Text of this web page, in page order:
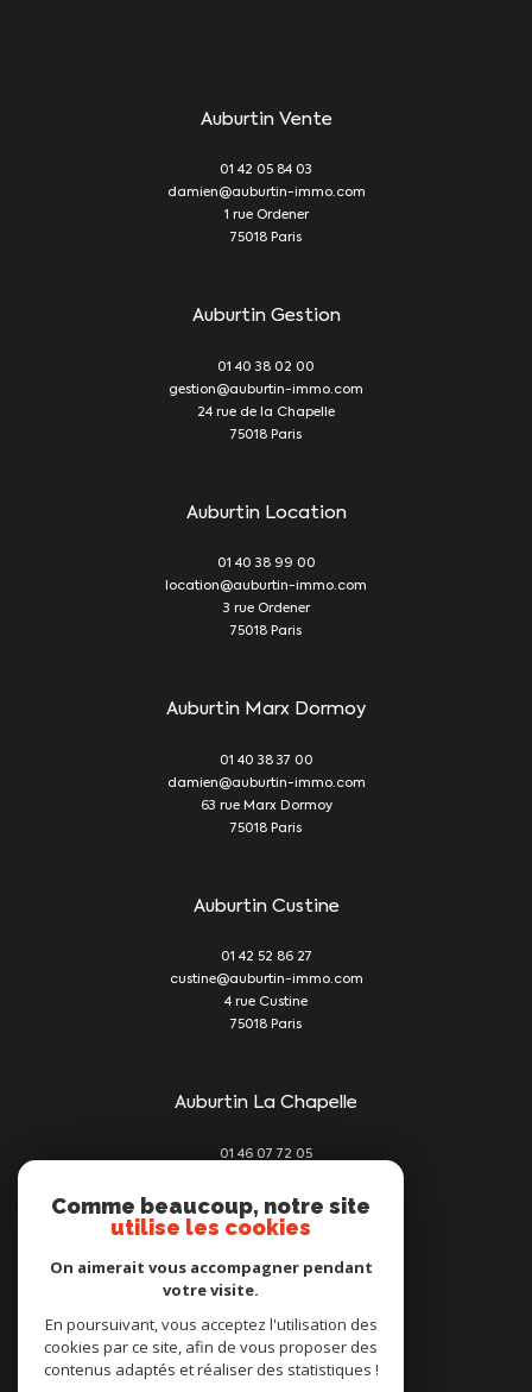
Auburtin Vente
01 42 05 84 03
damien@auburtin-immo.com
1 rue Ordener
75018
Paris
Auburtin Gestion
01 40 38 02 00
gestion@auburtin-immo.com
24 rue de la Chapelle
75018
Paris
Auburtin Location
01 40 38 99 00
location@auburtin-immo.com
3 rue Ordener
75018
Paris
Auburtin Marx Dormoy
01 40 38 37 00
damien@auburtin-immo.com
63 rue Marx Dormoy
75018
Paris
Auburtin Custine
01 42 52 86 27
custine@auburtin-immo.com
4 rue Custine
75018
Paris
Auburtin La Chapelle
01 46 07 72 05
209 rue du Faubourg St Denis
75010 Paris
Nous suivre sur
Comme beaucoup, notre site
utilise les cookies
On aimerait vous accompagner pendant
votre visite.
En poursuivant, vous acceptez l'utilisation des
cookies par ce site, afin de vous proposer des
contenus adaptés et réaliser des statistiques !